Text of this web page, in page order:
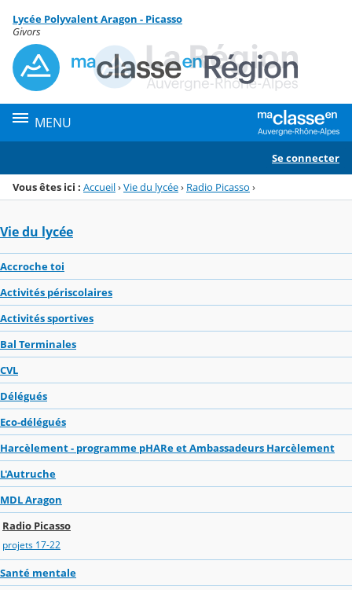
Menu de la rubrique
Contenu
Lycée Polyvalent Aragon - Picasso
Givors
MENU
Se connecter
Vous êtes ici : Accueil›Vie du lycée› Radio Picasso ›
Vie du lycée
Accroche toi
Activités périscolaires
Activités sportives
Bal Terminales
CVL
Délégués
Eco-délégués
Harcèlement - programme pHARe et Ambassadeurs Harcèlement
L'Autruche
MDL Aragon
Radio Picasso
projets 17-22
Santé mentale